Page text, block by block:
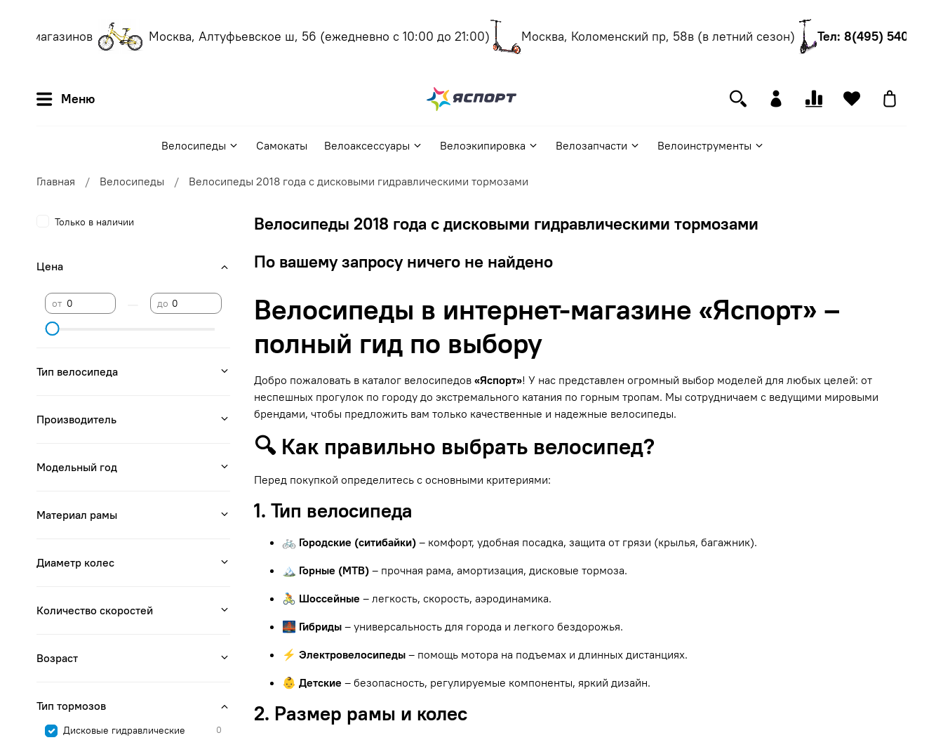
магазинов Москва, Алтуфьевское ш, 56(ежедневно с 10:00 до 21:00) Москва, Коломенский пр, 58в (в летний сезон) Тел: 8(495) 540-55-06
Меню
Велосипеды Самокаты Велоаксессуары Велоэкипировка Велозапчасти Велоинструменты
Главная Велосипеды Велосипеды 2018 года с дисковыми гидравлическими тормозами
Велосипеды 2018 года с дисковыми гидравлическими тормозами
По вашему запросу ничего не найдено
Велосипеды в интернет-магазине «Яспорт» –
полный гид по выбору
Добро пожаловать в каталог велосипедов «Яспорт»! У нас представлен огромный выбор моделей для любых целей: от
неспешных прогулок по городу до экстремального катания по горным тропам. Мы сотрудничаем с ведущими мировыми
брендами, чтобы предложить вам только качественные и надежные велосипеды.
🔍 Как правильно выбрать велосипед?
Перед покупкой определитесь с основными критериями:
1. Тип велосипеда
🚲 Городские (ситибайки) – комфорт, удобная посадка, защита от грязи (крылья, багажник).
🏔 Горные (MTB) – прочная рама, амортизация, дисковые тормоза.
🚴 Шоссейные – легкость, скорость, аэродинамика.
🌉 Гибриды – универсальность для города и легкого бездорожья.
⚡ Электровелосипеды – помощь мотора на подъемах и длинных дистанциях.
👶 Детские – безопасность, регулируемые компоненты, яркий дизайн.
2. Размер рамы и колес
Только в наличии
Цена
от до
Тип велосипеда
Производитель
Модельный год
Материал рамы
Диаметр колес
Количество скоростей
Возраст
Тип тормозов
Дисковые гидравлические 0